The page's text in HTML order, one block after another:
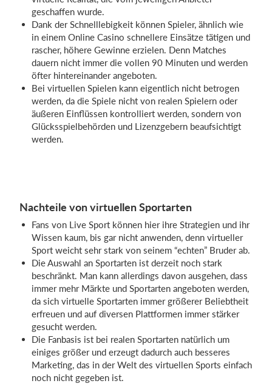
geschaffen wurde.
Dank der Schnelllebigkeit können Spieler, ähnlich wie
in einem Online Casino schnellere Einsätze tätigen und
rascher, höhere Gewinne erzielen. Denn Matches
dauern nicht immer die vollen 90 Minuten und werden
öfter hintereinander angeboten.
Bei virtuellen Spielen kann eigentlich nicht betrogen
werden, da die Spiele nicht von realen Spielern oder
äußeren Einflüssen kontrolliert werden, sondern von
Glücksspielbehörden und Lizenzgebern beaufsichtigt
werden.
Nachteile von virtuellen Sportarten
Fans von Live Sport können hier ihre Strategien und ihr
Wissen kaum, bis gar nicht anwenden, denn virtueller
Sport weicht sehr stark von seinem “echten” Bruder ab.
Die Auswahl an Sportarten ist derzeit noch stark
beschränkt. Man kann allerdings davon ausgehen, dass
immer mehr Märkte und Sportarten angeboten werden,
da sich virtuelle Sportarten immer größerer Beliebtheit
erfreuen und auf diversen Plattformen immer stärker
gesucht werden.
Die Fanbasis ist bei realen Sportarten natürlich um
einiges größer und erzeugt dadurch auch besseres
Marketing, das in der Welt des virtuellen Sports einfach
noch nicht gegeben ist.